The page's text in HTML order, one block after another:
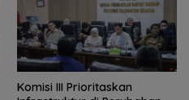
‎Komisi III Prioritaskan